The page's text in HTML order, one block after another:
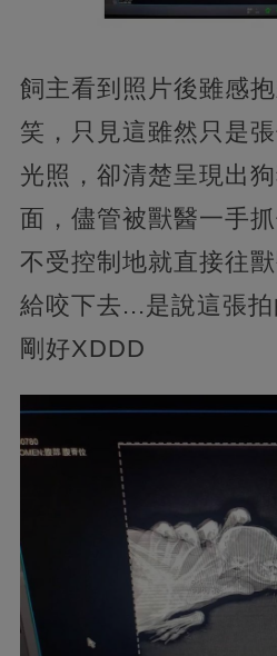
飼主看到照片後雖感
笑，只見這雖然只是
光照，卻清楚呈現出
面，儘管被獸醫一手
不受控制地就直接往
給咬下去...是說這張
剛好XDDD